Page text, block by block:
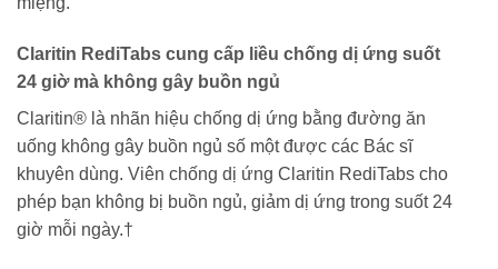
Claritin RediTabs cung cấp liều chống dị ứng suốt
24 giờ mà không gây buồn ngủ
Claritin® là nhãn hiệu chống dị ứng bằng đường ăn
uống không gây buồn ngủ số một được các Bác sĩ
khuyên dùng. Viên chống dị ứng Claritin RediTabs cho
phép bạn không bị buồn ngủ, giảm dị ứng trong suốt 24
giờ mỗi ngày.†